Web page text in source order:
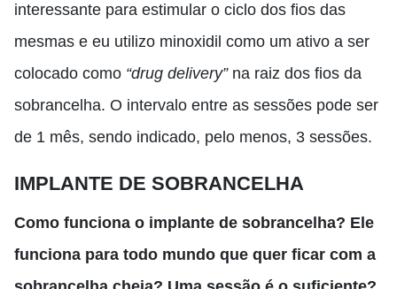
interessante para estimular o ciclo dos fios das
mesmas e eu utilizo minoxidil como um ativo a ser
colocado como “drug delivery”na raiz dos fios da
sobrancelha. O intervalo entre as sessões pode ser
de 1 mês, sendo indicado, pelo menos, 3 sessões.
IMPLANTE DE SOBRANCELHA
Como funciona o implante de sobrancelha? Ele
funciona para todo mundo que quer ficar com a